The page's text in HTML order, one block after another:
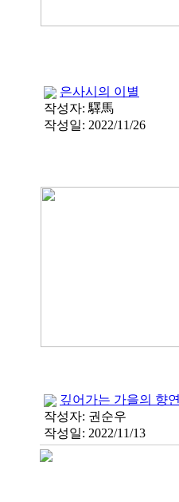
은사시의 이별
작성자: 驛馬
작성일: 2022/11/26
깊어가는 가을의 향연
작성자: 권순우
작성일: 2022/11/13